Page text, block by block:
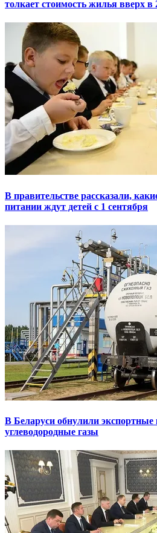
толкает стоимость жилья вверх в
В правительстве рассказали,
питании ждут детей с 1 сентября
В Беларуси обнулили
углеводородные газы